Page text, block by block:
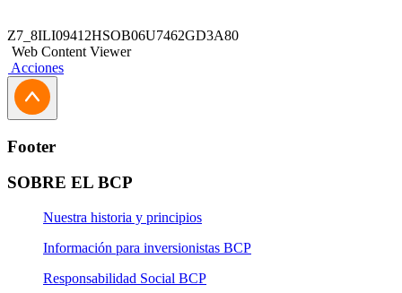
Z7_8ILI09412HSOB06U7462GD3A80
Web Content Viewer
Acciones
Footer
SOBRE EL BCP
Nuestra historia y principios
Información para inversionistas BCP
Responsabilidad Social BCP